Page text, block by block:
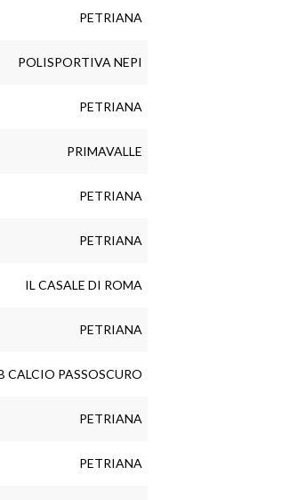
PETRIANA
POLISPORTIVA NEPI
PETRIANA
PRIMAVALLE
PETRIANA
PETRIANA
IL CASALE DI ROMA
PETRIANA
CALCIO PASSOSCURO
PETRIANA
PETRIANA